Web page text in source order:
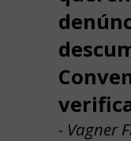
- Vagner